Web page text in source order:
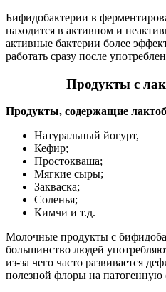
Бифидобактерии в
находится в активном и
активные бактерии более
работать сразу после
Продукты с
Продукты, содержащие
Натуральный йогурт,
Кефир;
Простокваша;
Мягкие сыры;
Закваска;
Соленья;
Кимчи и т.д.
Молочные продукты с
большинство людей
из-за чего часто развивается
полезной флоры на патогенную